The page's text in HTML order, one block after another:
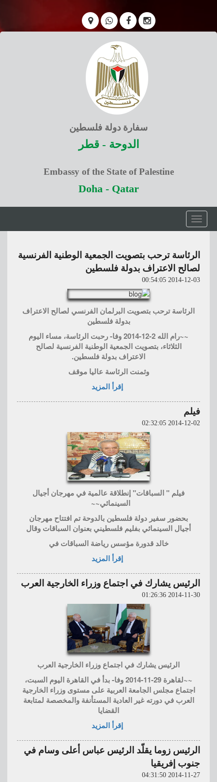
سفارة دولة فلسطين
الدوحة - قطر
Embassy of the State of Palestine
Doha - Qatar
Toggle
navigation
الرئاسة ترحب بتصويت الجمعية الوطنية الفرنسية
لصالح الاعتراف بدولة فلسطين
2014-12-03 00:54:05
الرئاسة ترحب بتصويت البرلمان الفرنسي لصالح الاعتراف
بدولة فلسطين
~~رام الله 2-12-2014 وفا- رحبت الرئاسة، مساء اليوم
الثلاثاء، بتصويت الجمعية الوطنية الفرنسية لصالح
الاعتراف بدولة فلسطين.
وثمنت الرئاسة عاليا موقف
إقرأ المزيد
فيلم
2014-12-02 02:32:05
فيلم " السباقات" إنطلاقة عالمية في مهرجان أجيال
السينمائي~~
بحضور سفير دولة فلسطين بالدوحة تم افتتاح مهرجان
أجيال السينمائي بفليم فلسطيني بعنوان السباقات وقال
خالد قدورة مؤسس رياضة السباقات في
إقرأ المزيد
الرئيس يشارك في اجتماع وزراء الخارجية العرب
2014-11-30 01:26:36
الرئيس يشارك في اجتماع وزراء الخارجية العرب
~~لقاهرة 29-11-2014 وفا- بدأ في القاهرة اليوم السبت،
اجتماع مجلس الجامعة العربية على مستوى وزراء الخارجية
العرب في دورته غير العادية المستأنفة والمخصصة لمتابعة
القضايا
إقرأ المزيد
الرئيس زوما يقلّد الرئيس عباس أعلى وسام في
جنوب إفريقيا
2014-11-27 04:31:50